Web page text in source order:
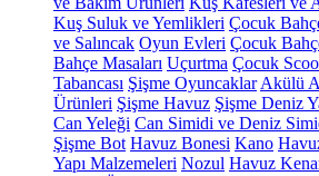
Kuş Suluk ve Yemlikleri Çocuk
ve Salıncak Oyun Evleri Çocuk
Bahçe Masaları Uçurtma Çocuk
Tabancası Şişme Oyuncaklar Akülü
Ürünleri Şişme Havuz Şişme Deniz
Can Yeleği Can Simidi ve Deniz
Şişme Bot Havuz Bonesi Kano
Yapı Malzemeleri Nozul Havuz